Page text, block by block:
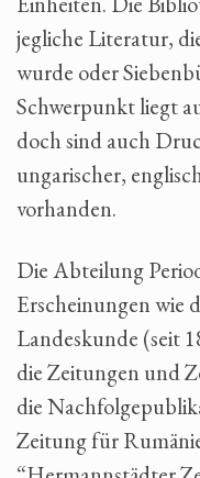
jegliche Literatur,
wurde oder
Schwerpunkt liegt
doch sind auch
ungarischer,
vorhanden.
Die Abteilung
Erscheinungen wie
Landeskunde (seit
die Zeitungen und
die
Zeitung für